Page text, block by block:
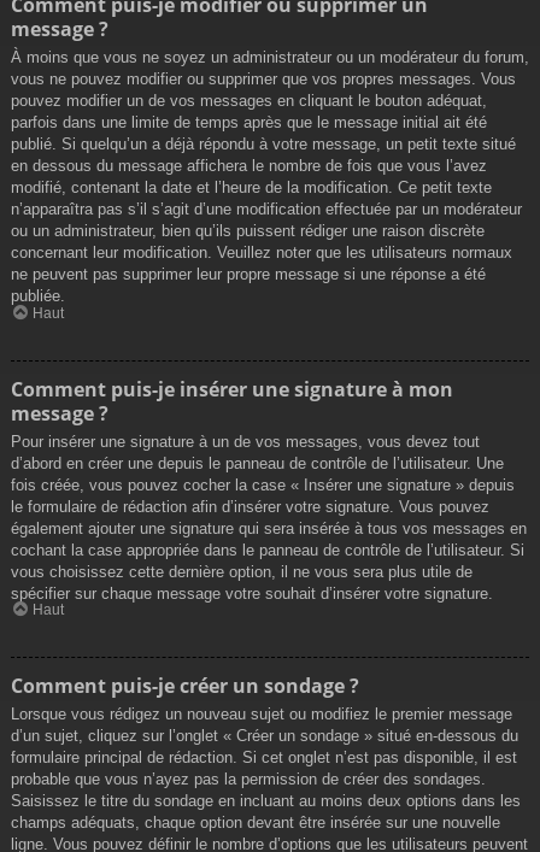
message ?
À moins que vous ne soyez un administrateur ou un modérateur du forum,
vous ne pouvez modifier ou supprimer que vos propres messages. Vous
pouvez modifier un de vos messages en cliquant le bouton adéquat,
parfois dans une limite de temps après que le message initial ait été
publié. Si quelqu’un a déjà répondu à votre message, un petit texte situé
en dessous du message affichera le nombre de fois que vous l’avez
modifié, contenant la date et l’heure de la modification. Ce petit texte
n’apparaîtra pas s’il s’agit d’une modification effectuée par un modérateur
ou un administrateur, bien qu’ils puissent rédiger une raison discrète
concernant leur modification. Veuillez noter que les utilisateurs normaux
ne peuvent pas supprimer leur propre message si une réponse a été
publiée.
Haut
Comment puis-je insérer une signature à mon
message ?
Pour insérer une signature à un de vos messages, vous devez tout
d’abord en créer une depuis le panneau de contrôle de l’utilisateur. Une
fois créée, vous pouvez cocher la case « Insérer une signature » depuis
le formulaire de rédaction afin d’insérer votre signature. Vous pouvez
également ajouter une signature qui sera insérée à tous vos messages en
cochant la case appropriée dans le panneau de contrôle de l’utilisateur. Si
vous choisissez cette dernière option, il ne vous sera plus utile de
spécifier sur chaque message votre souhait d’insérer votre signature.
Haut
Comment puis-je créer un sondage ?
Lorsque vous rédigez un nouveau sujet ou modifiez le premier message
d’un sujet, cliquez sur l’onglet « Créer un sondage » situé en-dessous du
formulaire principal de rédaction. Si cet onglet n’est pas disponible, il est
probable que vous n’ayez pas la permission de créer des sondages.
Saisissez le titre du sondage en incluant au moins deux options dans les
champs adéquats, chaque option devant être insérée sur une nouvelle
ligne. Vous pouvez définir le nombre d’options que les utilisateurs peuvent